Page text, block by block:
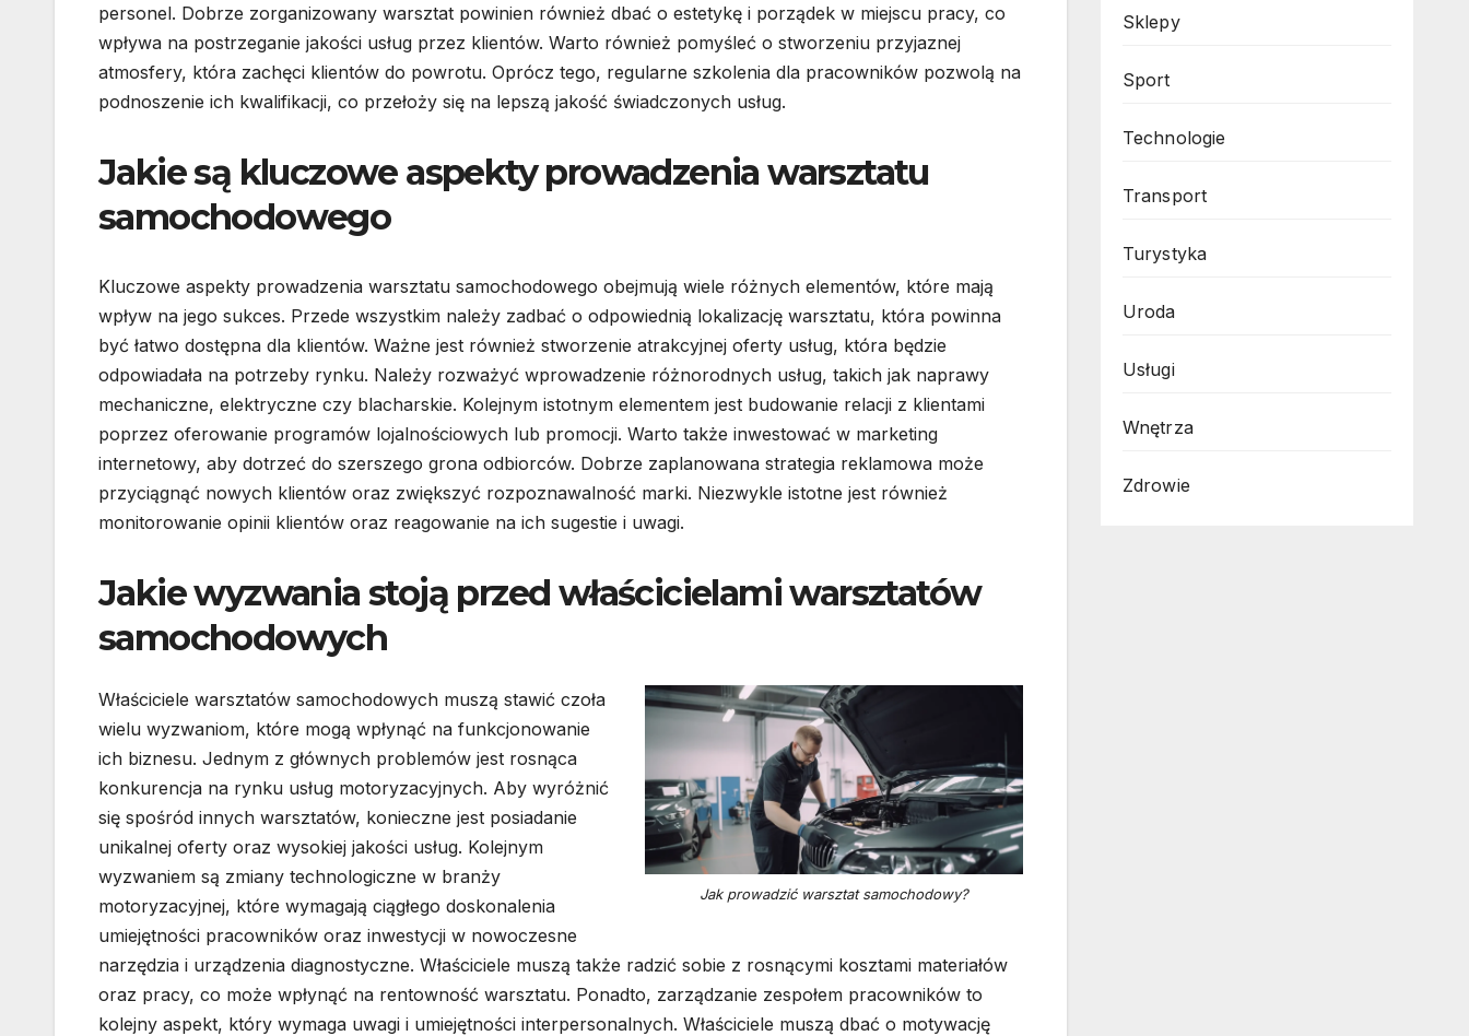
personel. Dobrze zorganizowany warsztat powinien również dbać o estetykę i porządek w miejscu pracy, co
wpływa na postrzeganie jakości usług przez klientów. Warto również pomyśleć o stworzeniu przyjaznej
atmosfery, która zachęci klientów do powrotu. Oprócz tego, regularne szkolenia dla pracowników pozwolą na
podnoszenie ich kwalifikacji, co przełoży się na lepszą jakość świadczonych usług.
Jakie są kluczowe aspekty prowadzenia warsztatu
samochodowego
Kluczowe aspekty prowadzenia warsztatu samochodowego obejmują wiele różnych elementów, które mają
wpływ na jego sukces. Przede wszystkim należy zadbać o odpowiednią lokalizację warsztatu, która powinna
być łatwo dostępna dla klientów. Ważne jest również stworzenie atrakcyjnej oferty usług, która będzie
odpowiadała na potrzeby rynku. Należy rozważyć wprowadzenie różnorodnych usług, takich jak naprawy
mechaniczne, elektryczne czy blacharskie. Kolejnym istotnym elementem jest budowanie relacji z klientami
poprzez oferowanie programów lojalnościowych lub promocji. Warto także inwestować w marketing
internetowy, aby dotrzeć do szerszego grona odbiorców. Dobrze zaplanowana strategia reklamowa może
przyciągnąć nowych klientów oraz zwiększyć rozpoznawalność marki. Niezwykle istotne jest również
monitorowanie opinii klientów oraz reagowanie na ich sugestie i uwagi.
Jakie wyzwania stoją przed właścicielami warsztatów
samochodowych
Jak prowadzić warsztat samochodowy?
Właściciele warsztatów samochodowych muszą stawić czoła
wielu wyzwaniom, które mogą wpłynąć na funkcjonowanie
ich biznesu. Jednym z głównych problemów jest rosnąca
konkurencja na rynku usług motoryzacyjnych. Aby wyróżnić
się spośród innych warsztatów, konieczne jest posiadanie
unikalnej oferty oraz wysokiej jakości usług. Kolejnym
wyzwaniem są zmiany technologiczne w branży
motoryzacyjnej, które wymagają ciągłego doskonalenia
umiejętności pracowników oraz inwestycji w nowoczesne
narzędzia i urządzenia diagnostyczne. Właściciele muszą także radzić sobie z rosnącymi kosztami materiałów
oraz pracy, co może wpłynąć na rentowność warsztatu. Ponadto, zarządzanie zespołem pracowników to
kolejny aspekt, który wymaga uwagi i umiejętności interpersonalnych. Właściciele muszą dbać o motywację
Sklepy
Sport
Technologie
Transport
Turystyka
Uroda
Usługi
Wnętrza
Zdrowie